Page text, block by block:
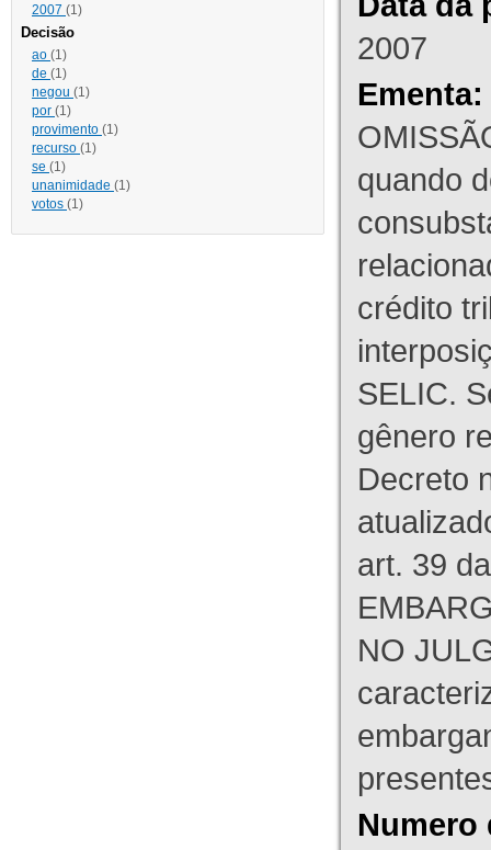
2007 (1)
Decisão
ao (1)
de (1)
negou (1)
por (1)
provimento (1)
recurso (1)
se (1)
unanimidade (1)
votos (1)
2007
Ementa:
quando
crédito
SELIC.
gênero
Decreto
art. 39
NO
Numero